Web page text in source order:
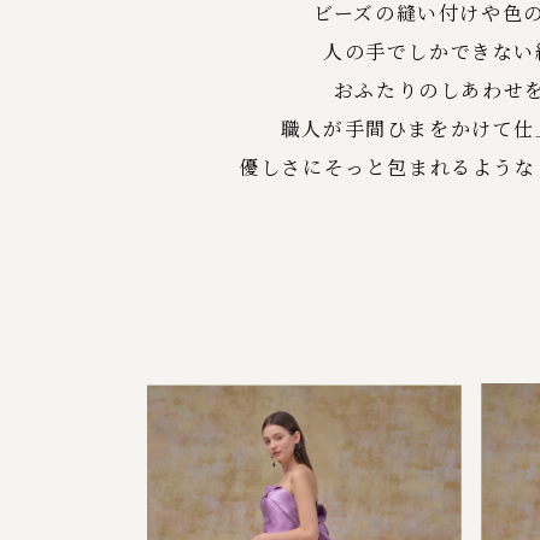
ビーズの縫い付けや色
人の手でしかできな
おふたりのしあわせ
職人が手間ひまをかけて
優しさにそっと包まれるよう